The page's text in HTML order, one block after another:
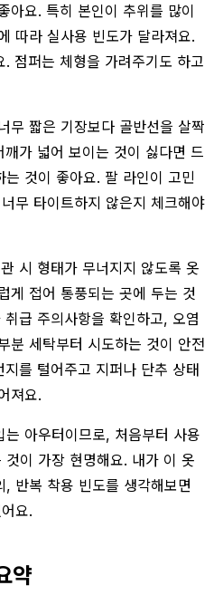
아요. 특히 본인이 추위를 많이
따라 실사용 빈도가 달라져요.
점퍼는 체형을 가려주기도 하고
무 짧은 기장보다 골반선을 살짝
가 넓어 보이는 것이 싫다면 드
것이 좋아요. 팔 라인이 고민
무 타이트하지 않은지 체크해야
시 형태가 무너지지 않도록 옷
게 접어 통풍되는 곳에 두는 것
급 주의사항을 확인하고, 오염
분 세탁부터 시도하는 것이 안전
를 털어주고 지퍼나 단추 상태
져요.
아우터이므로, 처음부터 사용
이 가장 현명해요. 내가 이 옷
반복 착용 빈도를 생각해보면
요.
약